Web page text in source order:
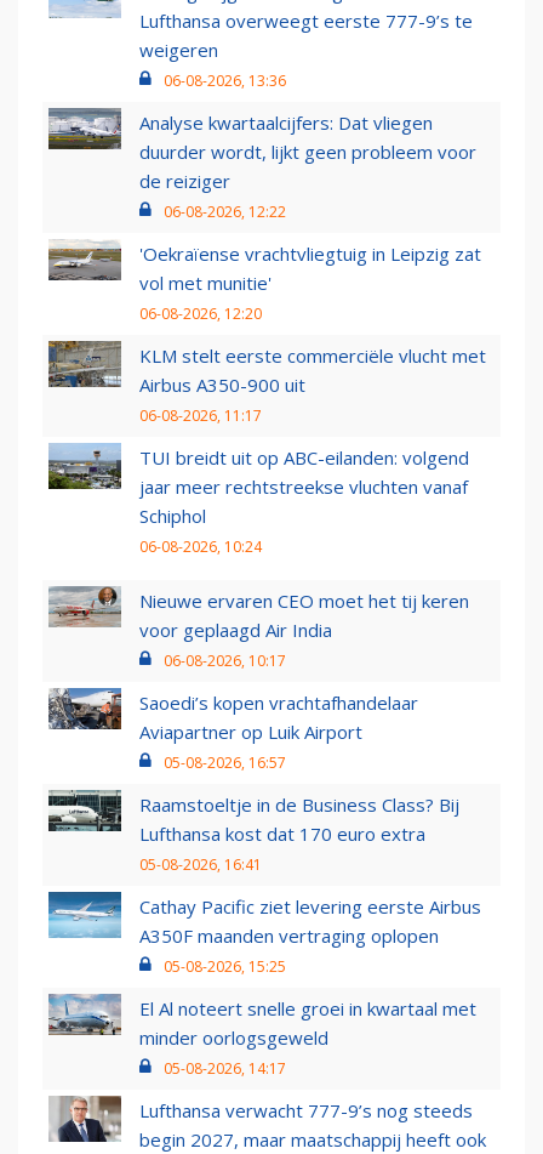
Lufthansa overweegt eerste 777-9’s te
weigeren
06-08-2026, 13:36
Analyse kwartaalcijfers: Dat vliegen
duurder wordt, lijkt geen probleem voor
de reiziger
06-08-2026, 12:22
'Oekraïense vrachtvliegtuig in Leipzig zat
vol met munitie'
06-08-2026, 12:20
KLM stelt eerste commerciële vlucht met
Airbus A350-900 uit
06-08-2026, 11:17
TUI breidt uit op ABC-eilanden: volgend
jaar meer rechtstreekse vluchten vanaf
Schiphol
06-08-2026, 10:24
Nieuwe ervaren CEO moet het tij keren
voor geplaagd Air India
06-08-2026, 10:17
Saoedi’s kopen vrachtafhandelaar
Aviapartner op Luik Airport
05-08-2026, 16:57
Raamstoeltje in de Business Class? Bij
Lufthansa kost dat 170 euro extra
05-08-2026, 16:41
Cathay Pacific ziet levering eerste Airbus
A350F maanden vertraging oplopen
05-08-2026, 15:25
El Al noteert snelle groei in kwartaal met
minder oorlogsgeweld
05-08-2026, 14:17
Lufthansa verwacht 777-9’s nog steeds
begin 2027, maar maatschappij heeft ook